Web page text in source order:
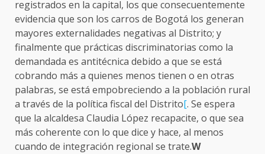
registrados en la capital, los que consecuentemente
evidencia que son los carros de Bogotá los generan
mayores externalidades negativas al Distrito; y
finalmente que prácticas discriminatorias como la
demandada es antitécnica debido a que se está
cobrando más a quienes menos tienen o en otras
palabras, se está empobreciendo a la población rural
a través de la política fiscal del Distrito[. Se espera
que la alcaldesa Claudia López recapacite, o que sea
más coherente con lo que dice y hace, al menos
cuando de integración regional se trate.W